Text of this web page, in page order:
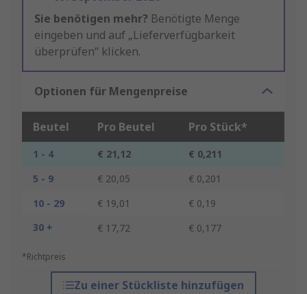
Sie benötigen mehr? Benötigte Menge
eingeben und auf „Lieferverfügbarkeit
überprüfen“ klicken.
Optionen für Mengenpreise
Beutel Pro Beutel Pro Stück*
1 - 4 € 21,12
€ 0,211
5 - 9
€ 20,05
€ 0,201
10 - 29
€ 19,01
€ 0,19
30 +
€ 17,72 € 0,177
*Richtpreis
Zu einer Stückliste hinzufügen